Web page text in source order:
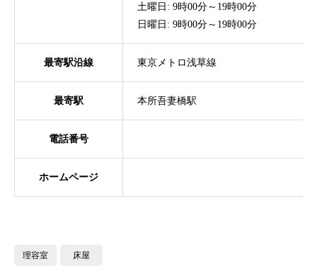
土曜日: 9時00分～19時00分
日曜日: 9時00分～19時00分
最寄駅沿線 東京メトロ浅草線
最寄駅 本所吾妻橋駅
電話番号
ホームページ
理容室 床屋